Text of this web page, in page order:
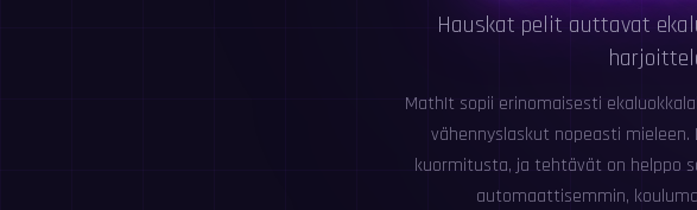
Hauskat pelit auttavat
MathIt sopii erinomaisesti
vähennyslaskut nopeasti
kuormitusta, ja tehtävät on helppo
automaattisemmin,